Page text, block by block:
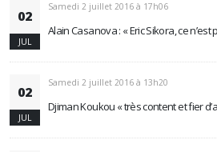
02
JUL
Samedi 2 juillet 2016 à 17h06
Alain Casanova : « Eric Sikora, ce n’est
02
JUL
Samedi 2 juillet 2016 à 13h20
Djiman Koukou « très content et fier